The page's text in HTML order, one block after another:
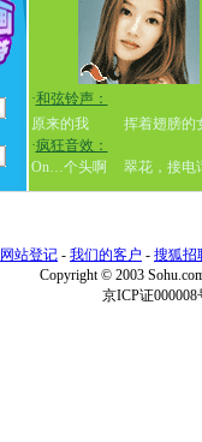
·和弦铃声：
原来的我
挥着翅膀的
·疯狂音效：
On…个头啊
翠花，接
网站登记 - 我们的客户 - 搜狐招
Copyright © 2003
京ICP证